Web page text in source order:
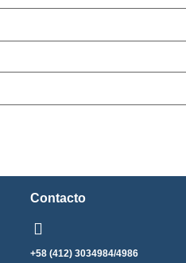
Contacto
+58 (412) 3034984/4986